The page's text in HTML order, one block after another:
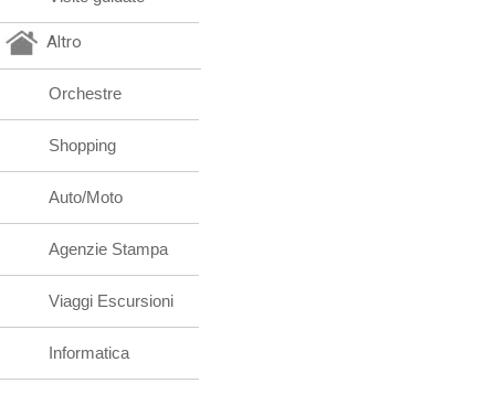
Altro
Orchestre
Shopping
Auto/Moto
Agenzie Stampa
Viaggi Escursioni
Informatica